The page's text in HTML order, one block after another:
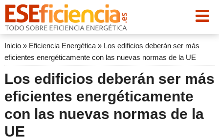
Inicio» Eficiencia Energética» Los edificios deberán ser más
eficientes energéticamente con las nuevas normas de la UE
Los edificios deberán ser más
eficientes energéticamente
con las nuevas normas de la
UE